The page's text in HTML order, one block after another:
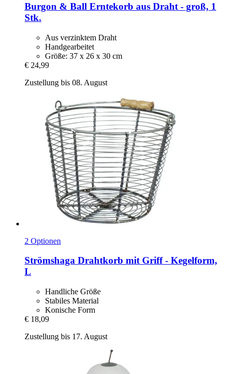
Burgon & Ball Erntekorb aus Draht -​ groß, 1
Stk.
Aus verzinktem Draht
Handgearbeitet
Größe: 37 x 26 x 30 cm
€ 24,99
Zustellung bis 08. August
2 Optionen
Strömshaga Drahtkorb mit Griff -​ Kegelform,
L
Handliche Größe
Stabiles Material
Konische Form
€ 18,09
Zustellung bis 17. August